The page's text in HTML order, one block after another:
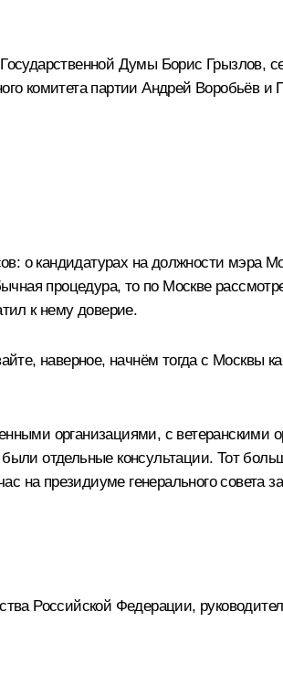
Думы Борис Грызлов,
комитета партии Андрей Воробьёв
о кандидатурах на должности мэра
процедура, то по Москве
к нему доверие.
наверное, начнём тогда с Москвы
организациями, с ветеранскими
отдельные консультации. Тот
на президиуме генерального совета
Российской Федерации,